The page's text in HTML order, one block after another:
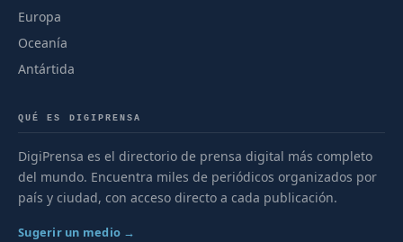
Europa
Oceanía
Antártida
QUÉ ES DIGIPRENSA
DigiPrensa es el directorio de prensa digital más completo
del mundo. Encuentra miles de periódicos organizados por
país y ciudad, con acceso directo a cada publicación.
Sugerir un medio →